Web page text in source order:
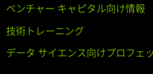
ベンチャー キャピタル向け情報
技術トレーニング
データ サイエンス向けプロフェ